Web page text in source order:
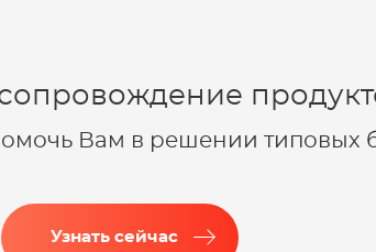
Вам в решении типовых
Узнать сейчас